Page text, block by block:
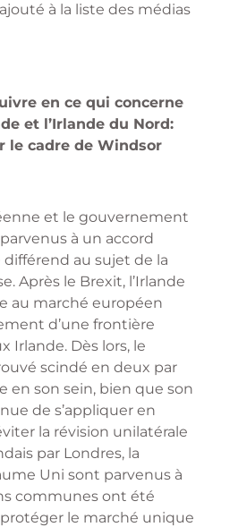
à la liste des médias
en ce qui concerne
et l’Irlande du Nord:
le cadre de Windsor
et le gouvernement
à un accord
au sujet de la
Après le Brexit, l’Irlande
au marché européen
d’une frontière
Irlande. Dès lors, le
scindé en deux par
en son sein, bien que son
de s’appliquer en
la révision unilatérale
par Londres, la
Uni sont parvenus à
communes ont été
le marché unique